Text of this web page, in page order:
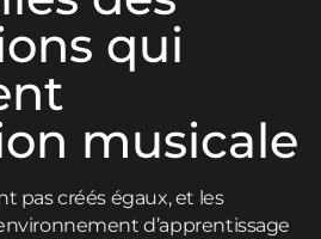
qui
musicale
pas créés égaux, et les
d’apprentissage